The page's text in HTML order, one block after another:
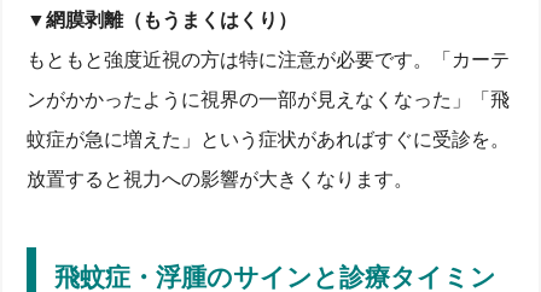
▼網膜剥離（もうまくはくり）
もともと強度近視の方は特に注意が必要です。「カーテ
ンがかかったように視界の一部が見えなくなった」「飛
蚊症が急に増えた」という症状があればすぐに受診を。
放置すると視力への影響が大きくなります。
飛蚊症・浮腫のサインと診療タイミン